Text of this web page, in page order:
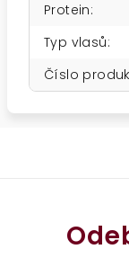
Protein:
Typ vlasů:
Číslo